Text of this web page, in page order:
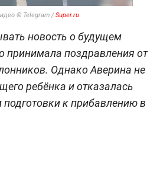
© Telegram /Super.ru
новость о будущем
принимала поздравления от
Однако Аверина не
ребёнка и отказалась
к прибавлению в